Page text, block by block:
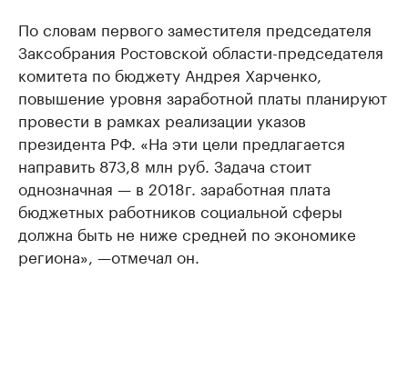
По словам первого заместителя председателя
Заксобрания Ростовской области-председателя
комитета по бюджету Андрея Харченко,
повышение уровня заработной платы планируют
провести в рамках реализации указов
президента РФ. «На эти цели предлагается
направить 873,8 млн руб. Задача стоит
однозначная — в 2018г. заработная плата
бюджетных работников социальной сферы
должна быть не ниже средней по экономике
региона», —отмечал он.